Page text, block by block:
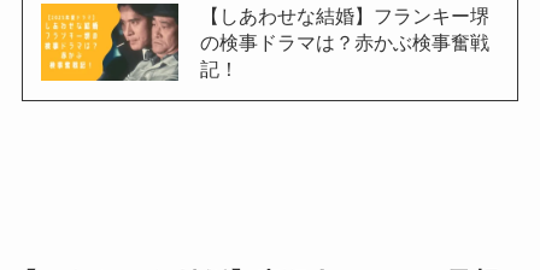
【しあわせな結婚】フランキー堺
の検事ドラマは？赤かぶ検事奮戦
記！